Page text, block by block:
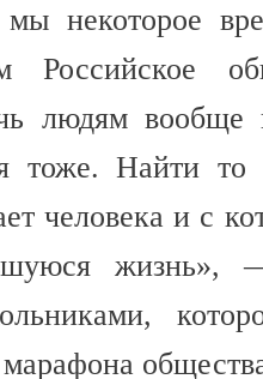
некоторое
Российское
людям
тоже. Найти то
человека и с
жизнь»,
марафона